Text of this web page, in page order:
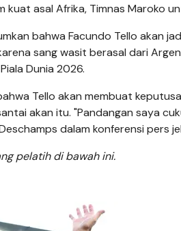
kuat asal Afrika, Timnas Maroko
bahwa Facundo Tello akan
sang wasit berasal dari
Dunia 2026.
Tello akan membuat
akan itu. "Pandangan saya
dalam konferensi pers
pelatih di bawah ini.